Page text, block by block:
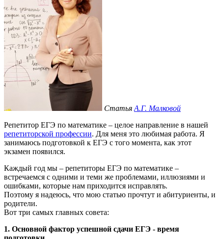
Статья А.Г. Малковой
Репетитор ЕГЭ по математике – целое направление в нашей
репетиторской профессии. Для меня это любимая работа. Я
занимаюсь подготовкой к ЕГЭ с того момента, как этот
экзамен появился.
Каждый год мы – репетиторы ЕГЭ по математике –
встречаемся с одними и теми же проблемами, иллюзиями и
ошибками, которые нам приходится исправлять.
Поэтому я надеюсь, что мою статью прочтут и абитуриенты, и
родители.
Вот три самых главных совета:
1. Основной фактор успешной сдачи ЕГЭ - время